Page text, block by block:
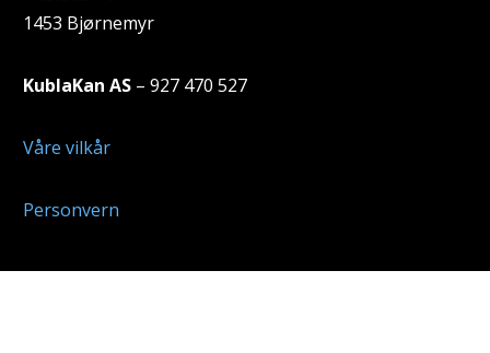
1453 Bjørnemyr
KublaKan AS – 927 470 527
Våre vilkår
Personvern